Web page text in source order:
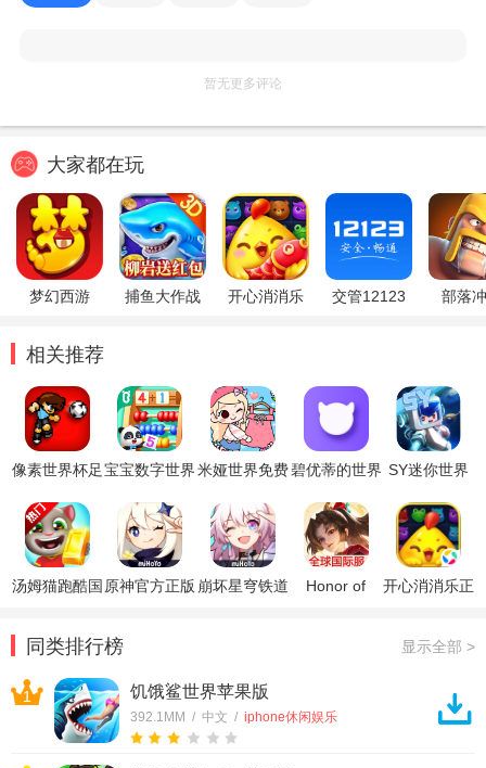
暂无更多评论
大家都在玩
梦幻西游 捕鱼大作战 开心消消乐 交管12123 部落
相关推荐
像素世界杯足 宝宝数字世界米娅世界免费碧优蒂的世界 SY迷你世界
汤姆猫跑酷国 原神官方正版 崩坏星穹铁道
Honor of
开心消消乐正
同类排行榜 显示全部 >
1 饥饿鲨世界苹果版
392.1MM / 中文 / iphone休闲娱乐